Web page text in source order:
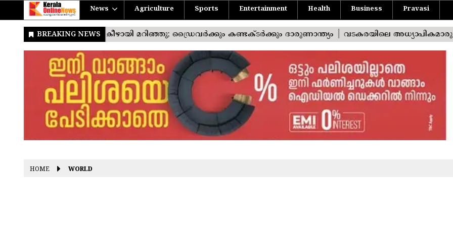
News Agriculture Sports Entertainment Health Business Pravasi
HOME WORLD